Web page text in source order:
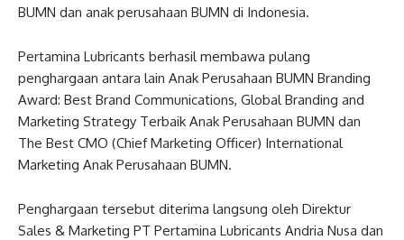
BUMN dan anak perusahaan BUMN di Indonesia.
Pertamina Lubricants berhasil membawa pulang
penghargaan antara lain Anak Perusahaan BUMN Branding
Award: Best Brand Communications, Global Branding and
Marketing Strategy Terbaik Anak Perusahaan BUMN dan
The Best CMO (Chief Marketing Officer) International
Marketing Anak Perusahaan BUMN.
Penghargaan tersebut diterima langsung oleh Direktur
Sales & Marketing PT Pertamina Lubricants Andria Nusa dan